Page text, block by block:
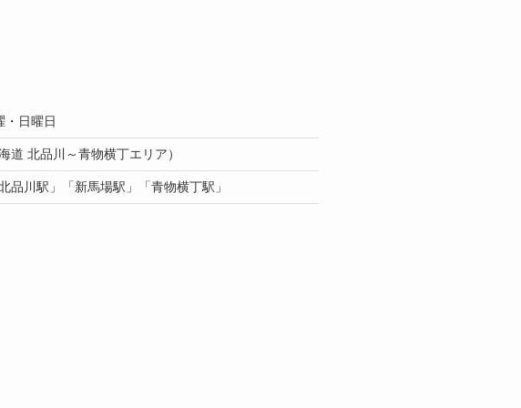
・日曜日
道 北品川～青物横丁エリア）
品川駅」「新馬場駅」「青物横丁駅」